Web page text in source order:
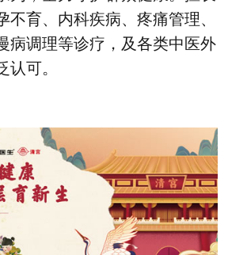
不育、内科疾病、疼痛管理、
病调理等诊疗，及各类中医外
认可。